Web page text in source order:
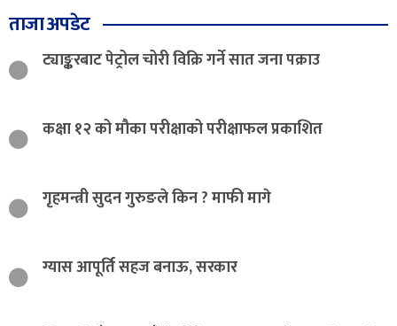
ताजा अपडेट
ट्याङ्करबाट पेट्रोल चोरी विक्रि गर्ने सात जना पक्राउ
कक्षा १२ को मौका परीक्षाको परीक्षाफल प्रकाशित
गृहमन्त्री सुदन गुरुङले किन ? माफी मागे
ग्यास आपूर्ति सहज बनाऊ, सरकार